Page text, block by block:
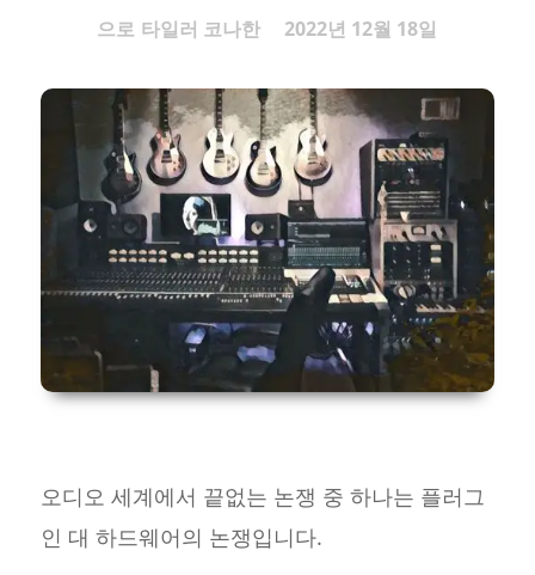
으로 타일러 코나한 2022년 12월 18일
오디오 세계에서 끝없는 논쟁 중 하나는 플러그
인 대 하드웨어의 논쟁입니다.